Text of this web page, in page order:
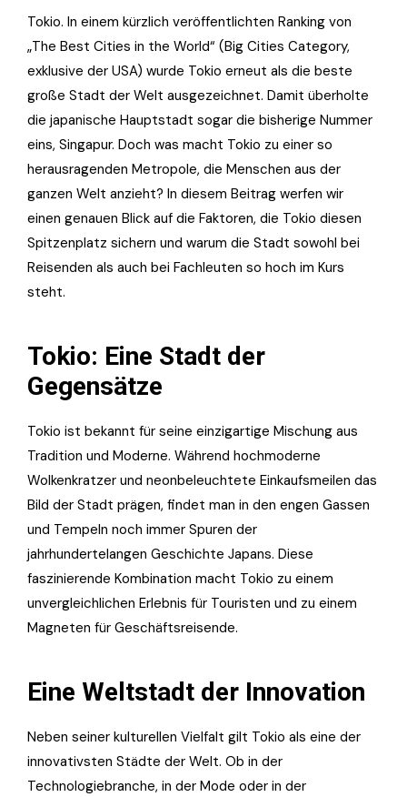
Tokio. In einem kürzlich veröffentlichten Ranking von
„The Best Cities in the World“ (Big Cities Category,
exklusive der USA) wurde Tokio erneut als die beste
große Stadt der Welt ausgezeichnet. Damit überholte
die japanische Hauptstadt sogar die bisherige Nummer
eins, Singapur. Doch was macht Tokio zu einer so
herausragenden Metropole, die Menschen aus der
ganzen Welt anzieht? In diesem Beitrag werfen wir
einen genauen Blick auf die Faktoren, die Tokio diesen
Spitzenplatz sichern und warum die Stadt sowohl bei
Reisenden als auch bei Fachleuten so hoch im Kurs
steht.
Tokio: Eine Stadt der
Gegensätze
Tokio ist bekannt für seine einzigartige Mischung aus
Tradition und Moderne. Während hochmoderne
Wolkenkratzer und neonbeleuchtete Einkaufsmeilen das
Bild der Stadt prägen, findet man in den engen Gassen
und Tempeln noch immer Spuren der
jahrhundertelangen Geschichte Japans. Diese
faszinierende Kombination macht Tokio zu einem
unvergleichlichen Erlebnis für Touristen und zu einem
Magneten für Geschäftsreisende.
Eine Weltstadt der Innovation
Neben seiner kulturellen Vielfalt gilt Tokio als eine der
innovativsten Städte der Welt. Ob in der
Technologiebranche, in der Mode oder in der